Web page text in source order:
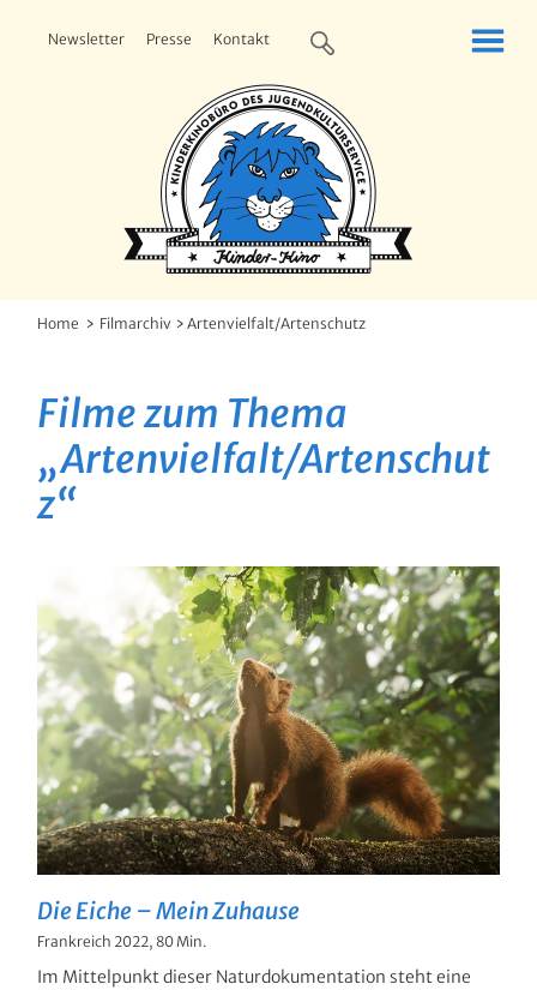
Newsletter Presse Kontakt
Home Filmarchiv Artenvielfalt/Artenschutz
Filme zum Thema
„Artenvielfalt/Artenschut
z“
Die Eiche – Mein Zuhause
Frankreich 2022, 80 Min.
Im Mittelpunkt dieser Naturdokumentation steht eine